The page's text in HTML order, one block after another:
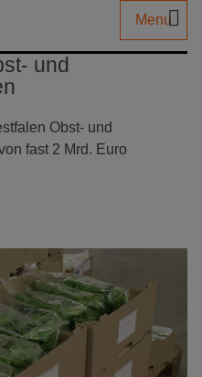
Menu
und
Obst- und
fast 2 Mrd. Euro